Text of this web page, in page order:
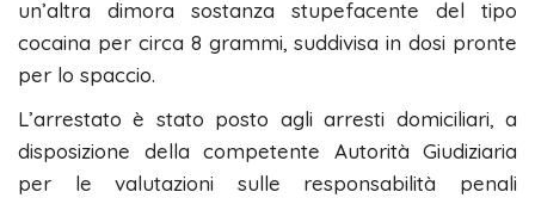
un’altra dimora sostanza stupefacente del tipo
cocaina per circa 8 grammi, suddivisa in dosi pronte
per lo spaccio.
L’arrestato è stato posto agli arresti domiciliari, a
disposizione della competente Autorità Giudiziaria
per le valutazioni sulle responsabilità penali